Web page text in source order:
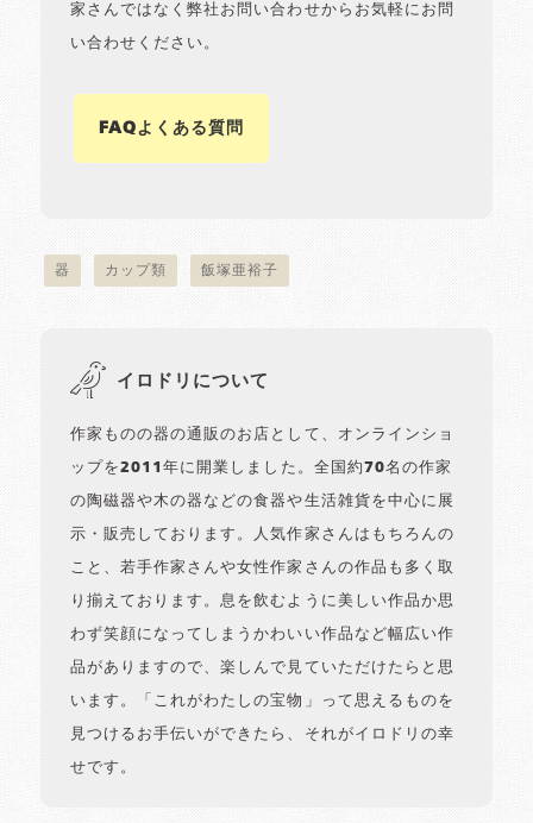
家さんではなく弊社お問い合わせからお気軽にお問
い合わせください。
FAQよくある質問
器 カップ類 飯塚亜裕子
イロドリについて
作家ものの器の通販のお店として、オンラインショ
ップを2011年に開業しました。全国約70名の作家
の陶磁器や木の器などの食器や生活雑貨を中心に展
示・販売しております。人気作家さんはもちろんの
こと、若手作家さんや女性作家さんの作品も多く取
り揃えております。息を飲むように美しい作品か思
わず笑顔になってしまうかわいい作品など幅広い作
品がありますので、楽しんで見ていただけたらと思
います。「これがわたしの宝物」って思えるものを
見つけるお手伝いができたら、それがイロドリの幸
せです。